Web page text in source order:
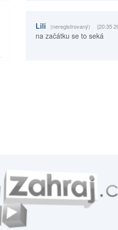
Lili (neregistrovaný) [20:35
na začátku se to seká